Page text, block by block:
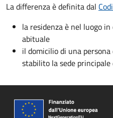
La differenza è definita dal
la residenza è nel luogo
abituale
il domicilio di una
stabilito la sede